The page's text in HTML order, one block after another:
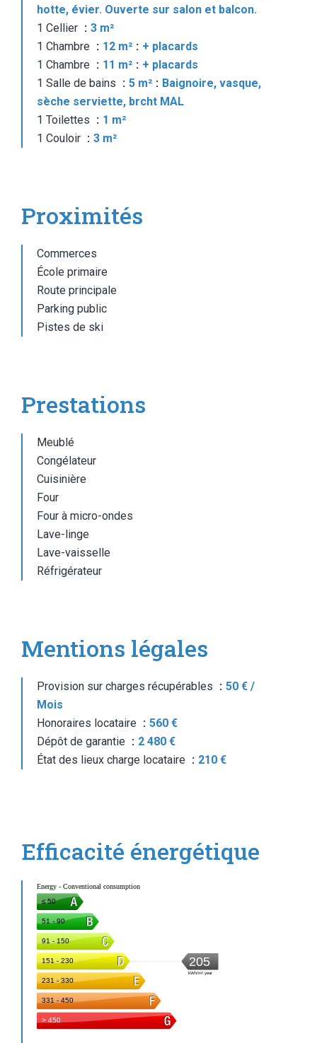
hotte, évier. Ouverte sur salon et balcon.
1 Cellier
3 m²
1 Chambre
12 m²
+ placards
1 Chambre
11 m²
+ placards
1 Salle de bains
5 m²
Baignoire, vasque,
sèche serviette, brcht MAL
1 Toilettes
1 m²
1 Couloir
3 m²
Proximités
Commerces
École primaire
Route principale
Parking public
Pistes de ski
Prestations
Meublé
Congélateur
Cuisinière
Four
Four à micro-ondes
Lave-linge
Lave-vaisselle
Réfrigérateur
Mentions légales
Provision sur charges récupérables
50 € /
Mois
Honoraires locataire
560 €
Dépôt de garantie
2 480 €
État des lieux charge locataire
210 €
Efficacité énergétique